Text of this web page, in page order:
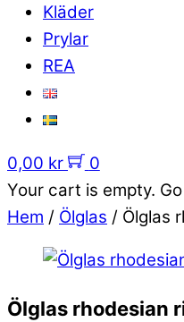
Kläder
Prylar
REA
0,00 kr
0
Your cart is empty.
Hem / Ölglas / Ölglas
Ölglas rhodesian